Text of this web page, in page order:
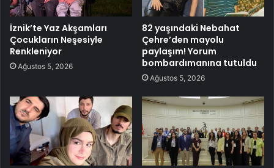
İznik’te Yaz Akşamları
Çocukların Neşesiyle
Renkleniyor
Ağustos 5, 2026
82 yaşındaki Nebahat
Çehre’den mayolu
paylaşım! Yorum
bombardımanına tutuldu
Ağustos 5, 2026